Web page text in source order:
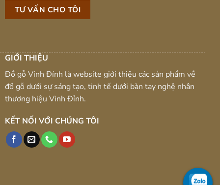
GIỚI THIỆU
Đồ gỗ Vinh Đính là website giới thiệu các sản phẩm về
đồ gỗ dưới sự sáng tạo, tinh tế dưới bàn tay nghệ nhân
thương hiệu Vinh Đỉnh.
KẾT NỐI VỚI CHÚNG TÔI